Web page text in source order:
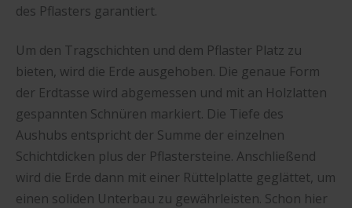
des Pflasters garantiert.
Um den Tragschichten und dem Pflaster Platz zu
bieten, wird die Erde ausgehoben. Die genaue Form
der Erdtasse wird abgemessen und mit an Holzlatten
gespannten Schnüren markiert. Die Tiefe des
Aushubs entspricht der Summe der einzelnen
Schichtdicken plus der Pflastersteine. Anschließend
wird die Erde dann mit einer Rüttelplatte geglättet, um
einen soliden Unterbau zu gewährleisten. Schon hier